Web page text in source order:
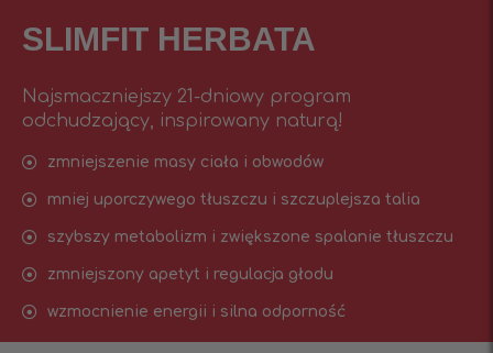
SLIMFIT HERBATA
Najsmaczniejszy 21-dniowy program
odchudzający, inspirowany naturą!
zmniejszenie masy ciała i obwodów
mniej uporczywego tłuszczu i szczuplejsza talia
szybszy metabolizm i zwiększone spalanie tłuszczu
zmniejszony apetyt i regulacja głodu
wzmocnienie energii i silna odporność